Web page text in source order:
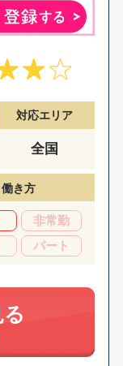
対応エリア
全国
働き方
非常勤
パート